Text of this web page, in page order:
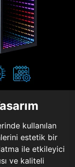
kullanılan
estetik bir
ile etkileyici
ve kaliteli